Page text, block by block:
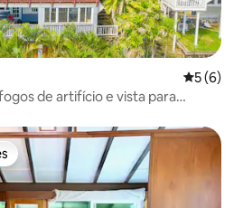
5 de
5 (6)
de artifício e vista para